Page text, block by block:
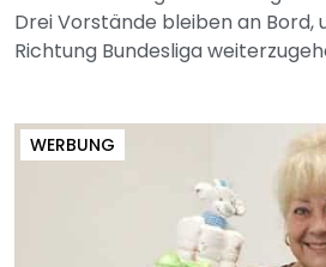
Drei Vorstände bleiben an Bord,
Richtung Bundesliga
WERBUNG